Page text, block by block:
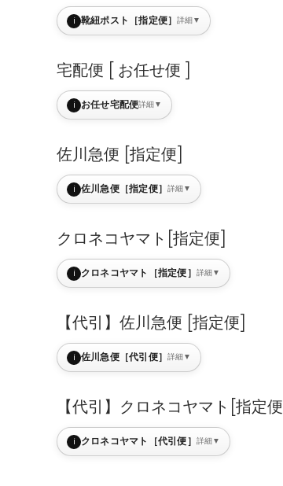
i 靴紐ポスト［指定便］詳細▼
宅配便 [ お任せ便 ]
i お任せ宅配便詳細▼
佐川急便 [指定便]
i 佐川急便［指定便］詳細▼
クロネコヤマト[指定便]
i クロネコヤマト［指定便］ 詳細▼
【代引】佐川急便 [指定便]
i 佐川急便［代引便］詳細▼
【代引】クロネコヤマト[指定便]
i クロネコヤマト［代引便］ 詳細▼